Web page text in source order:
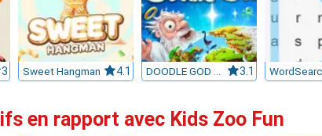
3 Sweet Hangman 4.1 DOODLE GOD ULTIMATE EDITION 3.1
en rapport avec Kids Zoo Fun